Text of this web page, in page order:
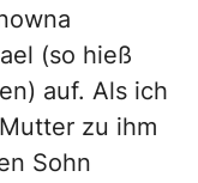
(so hieß
auf. Als ich
zu ihm
Sohn